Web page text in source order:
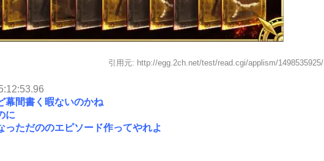
引用元: http://egg.2ch.net/test/read.cgi/applism/1498535925/
幕間書く暇ないのかね
に
ただののエピソード作ってやれよ